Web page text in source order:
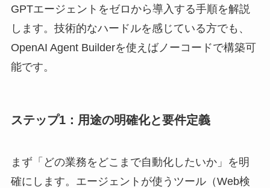
GPTエージェントをゼロから導入する手順を解説
します。技術的なハードルを感じている方でも、
OpenAI Agent Builderを使えばノーコードで構築可
能です。
ステップ1：用途の明確化と要件定義
まず「どの業務をどこまで自動化したいか」を明
確にします。エージェントが使うツール（Web検